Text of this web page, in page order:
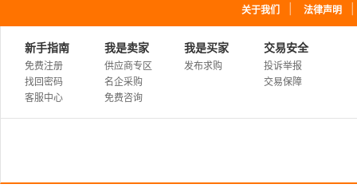
关于我们 法律声明
新手指南
免费注册
找回密码
客服中心
我是卖家
供应商专区
名企采购
免费咨询
我是买家
发布求购
交易安全
投诉举报
交易保障